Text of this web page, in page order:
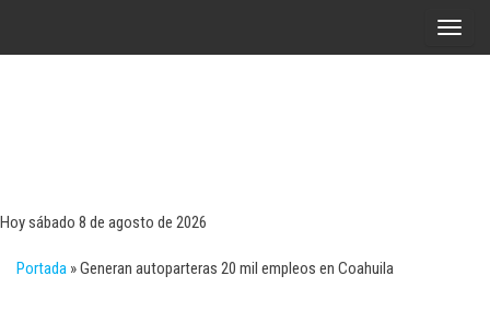
A
Hoy sábado 8 de agosto de 2026
Portada »Generan autoparteras 20 mil empleos en Coahuila